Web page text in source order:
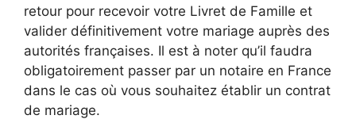
retour pour recevoir votre Livret de Famille et
valider définitivement votre mariage auprès des
autorités françaises. Il est à noter qu’il faudra
obligatoirement passer par un notaire en France
dans le cas où vous souhaitez établir un contrat
de mariage.